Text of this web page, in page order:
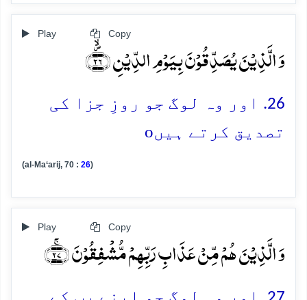
Play Copy
وَ الَّذِیۡنَ یُصَدِّقُوۡنَ بِیَوۡمِ الدِّیۡنِ ﴿۪ۙ۲۶﴾
26. اور وہ لوگ جو روزِ جزا کی
تصدیق کرتے ہیںo
(al-Ma‘arij, 70 : 26)
Play Copy
وَ الَّذِیۡنَ ہُمۡ مِّنۡ عَذَابِ رَبِّہِمۡ مُّشۡفِقُوۡنَ ﴿ۚ۲۷﴾